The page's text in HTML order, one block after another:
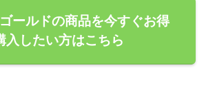
ールドの商品を今すぐお得
入したい方はこちら